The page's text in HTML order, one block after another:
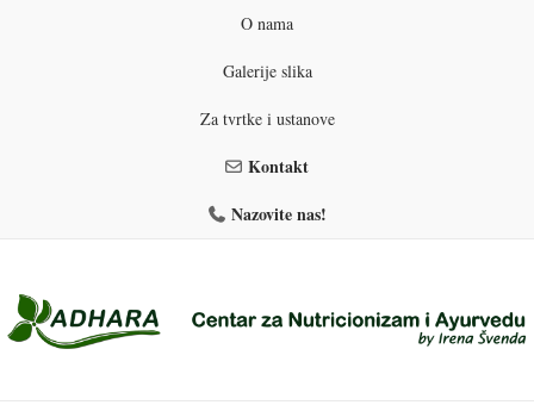
O nama
Galerije slika
Za tvrtke i ustanove
Kontakt
Nazovite nas!